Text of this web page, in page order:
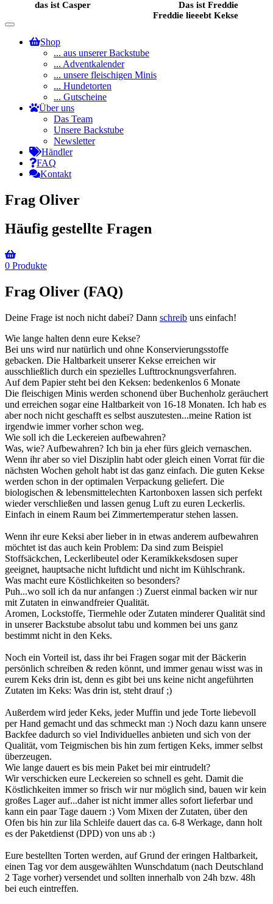
Das ist Freddie
Freddie lieeebt Kekse
Toggle
navigationShop
... aus unserer Backstube
... Adventkalender
... unsere fleischigen Minis
... Hundetorten
... Gutscheine
Über uns
Das Team
Unsere Backstube
Newsletter
Händler
FAQ
Kontakt
Frag Oliver
Häufig gestellte Fragen
0 Produkte
Frag Oliver (FAQ)
Deine Frage ist noch nicht dabei? Dann schreib uns einfach!
Wie lange halten denn eure Kekse?
Bei uns wird nur natürlich und ohne Konservierungsstoffe
gebacken. Die Haltbarkeit unserer Kekse erreichen wir
ausschließlich durch ein spezielles Lufttrocknungsverfahren.
Auf dem Papier steht bei den Keksen: bedenkenlos 6 Monate
Die fleischigen Minis werden schonend über Buchenholz geräuchert
und erreichen sogar eine Haltbarkeit von 16-18 Monaten. Ich hab es
aber noch nicht geschafft es selbst auszutesten...meine Ration ist
irgendwie immer vorher schon weg.
Wie soll ich die Leckereien aufbewahren?
Was, wie? Aufbewahren? Ich bin ja eher fürs gleich vernaschen.
Wenn ihr aber so viel Disziplin habt oder gleich einen Vorrat für die
nächsten Wochen geholt habt ist das ganz einfach. Die guten Kekse
werden schon in der optimalen Verpackung geliefert. Die
biologischen & lebensmittelechten Kartonboxen lassen sich perfekt
wieder verschließen und lassen genug Luft zu euren Leckerlis.
Einfach in einem Raum bei Zimmertemperatur stehen lassen.
Wenn ihr eure Keksi aber lieber in in etwas anderem aufbewahren
möchtet ist das auch kein Problem: Da sind zum Beispiel
Stoffsäckchen, Leckerlibeutel oder Keramikkeksdosen super
geeignet, hauptsache nicht luftdicht und nicht im Kühlschrank.
Was macht eure Köstlichkeiten so besonders?
Puh...wo soll ich da nur anfangen :) Zuerst einmal backen wir nur
mit Zutaten in einwandfreier Qualität.
Aromen, Lockstoffe, Tiermehle oder Zutaten minderer Qualität sind
in unserer Backstube absolut tabu und kommen bei uns ganz
bestimmt nicht in den Keks.
Noch ein Vorteil ist, dass ihr bei Fragen sogar mit der Bäckerin
persönlich schreiben & reden könnt, und immer genau wisst was in
eurem Keks drin ist, denn es gibt bei uns keine nicht angeführten
Zutaten im Keks: Was drin ist, steht drauf ;)
Außerdem wird jeder Keks, jeder Muffin und jede Torte liebevoll
per Hand gemacht und das schmeckt man :) Noch dazu kann unsere
Backfee dadurch so viel Individuelles anbieten und sich von der
Qualität, vom Teigmischen bis hin zum fertigen Keks, immer selbst
überzeugen.
Wie lange dauert es bis mein Paket bei mir eintrudelt?
Wir verschicken eure Leckereien so schnell es geht. Damit die
Köstlichkeiten immer so frisch wir nur möglich sind, bauen wir kein
großes Lager auf...daher ist nicht immer alles sofort lieferbar und
kann ein paar Tage dauern :) Vom Mixen der Zutaten, über den
Ofen bis hin zur lila Schleife dauert das ca. 6-8 Werkage, dann holt
es der Paketdienst (DPD) von uns ab :)
Eure bestellten Torten werden, auf Grund der eringen Haltbarkeit,
einen Tag vor dem ausgewählten Wunschdatum (nach Deutschland
2 Tage vorher) versendet und sollten innerhalb von 24h bzw. 48h
bei euch eintreffen.
das ist Casper